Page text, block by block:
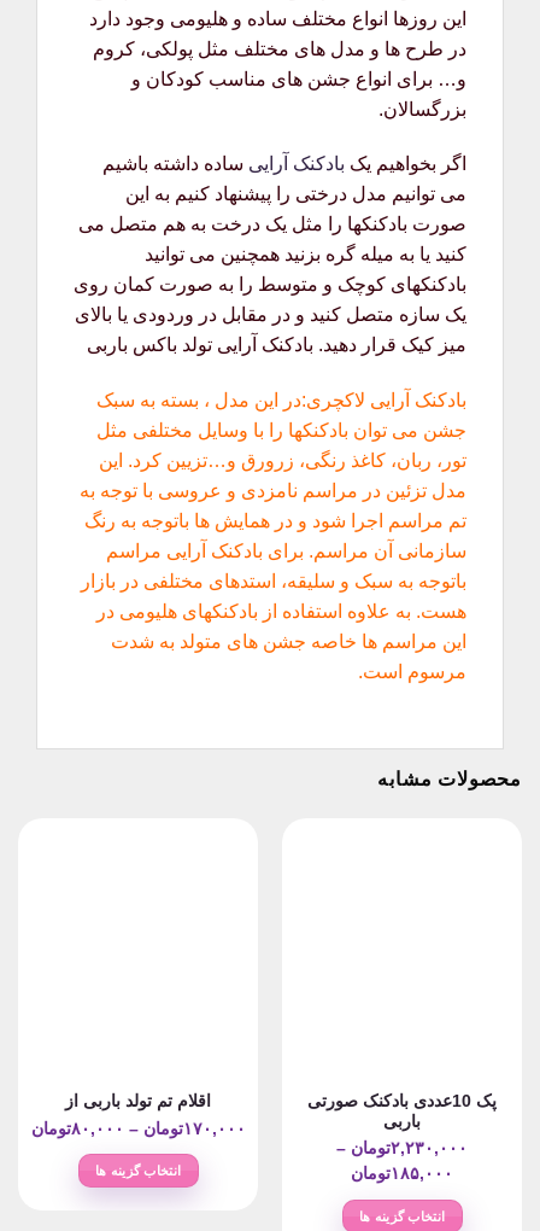
این روزها انواع مختلف ساده و هلیومی وجود دارد
در طرح ها و مدل های مختلف مثل پولکی، کروم
و… برای انواع جشن های مناسب کودکان و
بزرگسالان.
اگر بخواهیم یک بادکنک آرایی ساده داشته باشیم
می توانیم مدل درختی را پیشنهاد کنیم به این
صورت بادکنکها را مثل یک درخت به هم متصل می
کنید یا به میله گره بزنید همچنین می توانید
بادکنکهای کوچک و متوسط را به صورت کمان روی
یک سازه متصل کنید و در مقابل در وردودی یا بالای
میز کیک قرار دهید. بادکنک آرایی تولد باکس باربی
بادکنک آرایی لاکچری:در این مدل ، بسته به سبک
جشن می توان بادکنکها را با وسایل مختلفی مثل
تور، ربان، کاغذ رنگی، زرورق و…تزیین کرد. این
مدل تزئین در مراسم نامزدی و عروسی با توجه به
تم مراسم اجرا شود و در همایش ها باتوجه به رنگ
سازمانی آن مراسم. برای بادکنک آرایی مراسم
باتوجه به سبک و سلیقه، استدهای مختلفی در بازار
هست. به علاوه استفاده از بادکنکهای هلیومی در
این مراسم ها خاصه جشن های متولد به شدت
مرسوم است.
محصولات مشابه
پک 10عددی بادکنک صورتی
باربی
۲,۲۳۰,۰۰۰تومان –
۱۸۵,۰۰۰تومان
range:
انتخاب گزینه ها
اقلام تم تولد باربی از
۱۷۰,۰۰۰تومان – ۸۰,۰۰۰تومان
انتخاب گزینه ها